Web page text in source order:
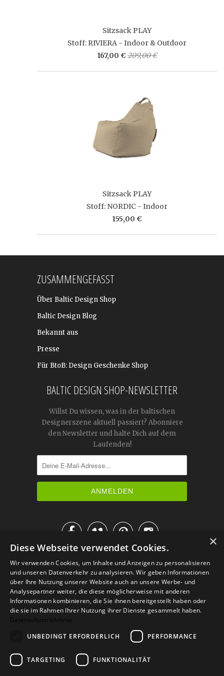
Sitzsack PLAY
Stoff: RIVIERA - Indoor & Outdoor
167,00 € 209,00 €
Sitzsack PLAY
Stoff: NORDIC - Indoor
155,00 €
ZUSAMMENGEFASST
Über Baltic Design Shop
Baltic Design Blog
Bekannt aus
Presse
Für BtoB: Design Geschenke Shop
BALTIC DESIGN SHOP-NEWSLETTER
Willst Du wissen, was in der baltischen
Designerszene aktuell passiert? Abonniere
den Newsletter und halte Dich auf dem
Laufenden!

IM KATALOG BLÄTTERN
Versand Zahlarten
Retoure
×
Diese Webseite verwendet Cookies.
Wir verwenden Cookies, um Inhalte und Anzeigen zu personalisieren
und unseren Datenverkehr zu analysieren. Wir geben Informationen
über Ihre Nutzung unserer Website auch an unsere Werbe- und
Analysepartner weiter, die diese möglicherweise mit anderen
Informationen kombinieren, die Sie ihnen bereitgestellt haben oder
die sie im Rahmen Ihrer Nutzung ihrer Dienste gesammelt haben.
Datenschutzrichtlinie
UNBEDINGT ERFORDERLICH
PERFORMANCE
TARGETING FUNKTIONALITÄT